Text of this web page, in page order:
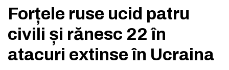
Forțele ruse ucid patru
civili și rănesc 22 în
atacuri extinse în Ucraina